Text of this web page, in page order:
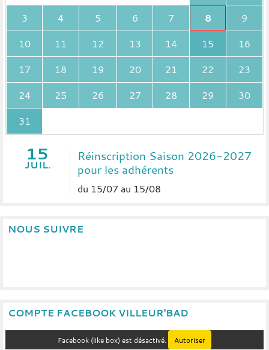
3
4 5 6 7 8
9
10
11 12 13 14 15
16
17
18 19 20 21 22
23
24
25 26 27 28 29
30
31
15
JUIL.
Réinscription Saison 2026-2027
pour les adhérents
du 15/07 au 15/08
NOUS SUIVRE
COMPTE FACEBOOK VILLEUR'BAD
Facebook (like box) est désactivé. Autoriser